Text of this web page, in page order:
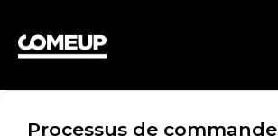
VENDEURS
Processus de commande